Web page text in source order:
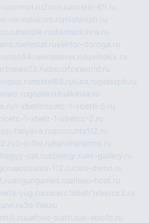
sormol.ru2rich.ru hostel-65.ru
na-russkom.ru mishinlab.ru
habble.rustarbucksvia.ru
elestal.ruvektor-doroga.ru
lenasever.ru lovinskix.ru
discofoxworld.ru
hostel65.ru liura.ruglasspb.ru
gnalis.rubulkitula.ru
1-xbeticricetc-1-xbetti-5.ru
1-xbetr-1-xbetcc-2.ru
halyava.ruaccounts112.ru
3-d-file.ru hahahaharms.ru
cat.ruopsmgr.ruev-gallery.ru
accounts-112.rucsm-demo.ru
airgungames.ruallseo-host.ru
yug.rucricetc1xbetr1xbetcc2.ru
3d-file.ru
uafoot-statti.rue-abis1c.ru